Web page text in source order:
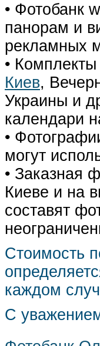
• Фотобанк
панорам и
рекламных
•
Киев,
Украины и
календари
•
могут
• Заказная
Киеве и на
составят
Стоимость
каждом
С